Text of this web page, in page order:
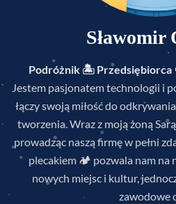
Sławomir
Podróżnik 🏝️ Przedsiębiorca
Jestem pasjonatem technologii i
łączy swoją miłość do
tworzenia. Wraz z moją żoną
prowadząc naszą firmę w pełni
plecakiem 🏕️ pozwala nam na
nowych miejsc i kultur,
zawodowe